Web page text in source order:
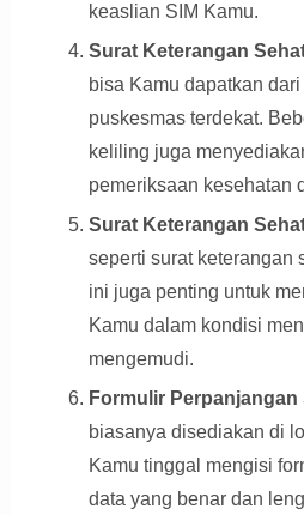
keaslian SIM Kamu.
Surat Keterangan
bisa Kamu dapatkan
puskesmas terdekat.
keliling juga
pemeriksaan kesehatan
Surat Keterangan
seperti surat keterangan
ini juga penting untuk
Kamu dalam kondisi
mengemudi.
Formulir Perpanjangan
biasanya disediakan di
Kamu tinggal mengisi
data yang benar dan